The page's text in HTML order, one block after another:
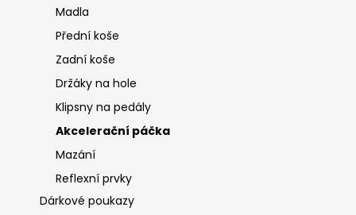
Madla
Přední koše
Zadní koše
Držáky na hole
Klipsny na pedály
Akcelerační páčka
Mazání
Reflexní prvky
Dárkové poukazy